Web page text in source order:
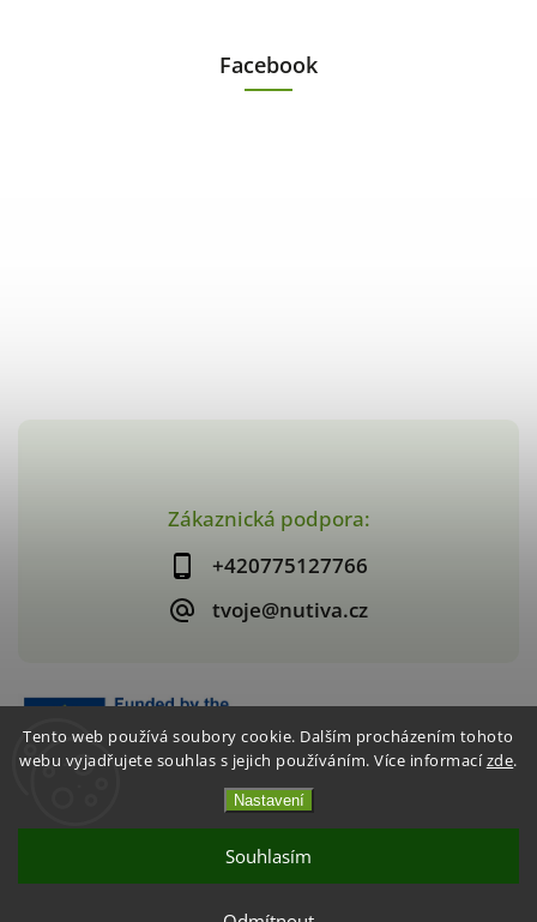
Tento web používá soubory cookie. Dalším procházením tohoto
webu vyjadřujete souhlas s jejich používáním. Více informacízde.
Nastavení
Souhlasím
Zákaznická podpora:
+420775127766
tvoje@nutiva.cz
Facebook
nutiva.cz
Shoptet | Design